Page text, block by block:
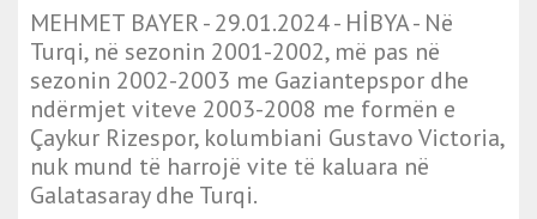
MEHMET BAYER - 29.01.2024 - HİBYA - Në
Turqi, në sezonin 2001-2002, më pas në
sezonin 2002-2003 me Gaziantepspor dhe
ndërmjet viteve 2003-2008 me formën e
Çaykur Rizespor, kolumbiani Gustavo Victoria,
nuk mund të harrojë vite të kaluara në
Galatasaray dhe Turqi.